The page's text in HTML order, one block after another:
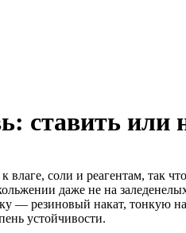
ставить или
соли и реагентам, так
даже не на
резиновый накат, тонкую
устойчивости.